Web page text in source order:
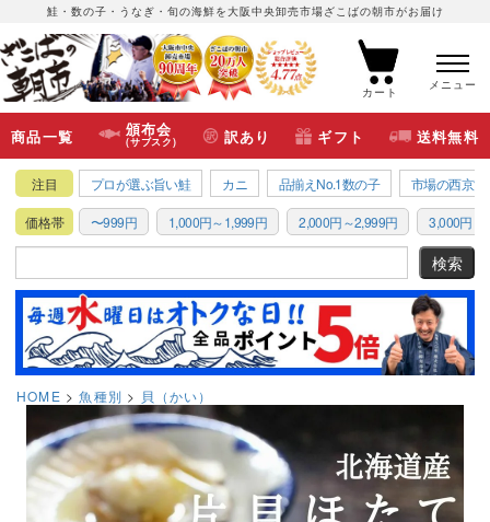
鮭・数の子・うなぎ・旬の海鮮を大阪中央卸売市場ざこばの朝市がお届け
カート
メニュー
商品一覧 頒布会
(サブスク) 訳あり ギフト 送料無料
注目 プロが選ぶ旨い鮭 カニ 品揃えNo.1数の子 市場の西京漬
価格帯 〜999円 1,000円～1,999円 2,000円～2,999円 3,000円～
HOME 魚種別 貝（かい）